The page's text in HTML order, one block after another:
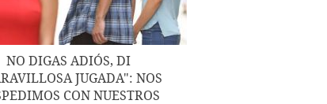
NO DIGAS ADIÓS, DI
JUGADA": NOS
CON NUESTROS